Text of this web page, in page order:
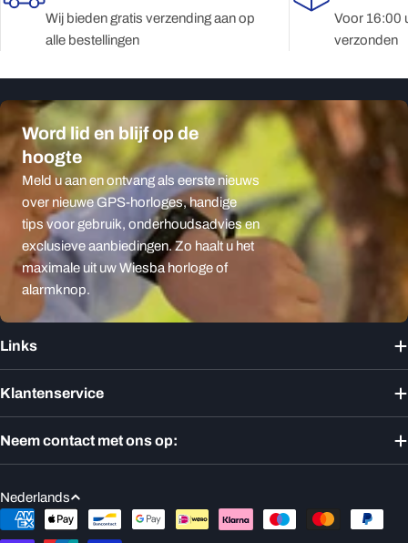
Wij bieden gratis verzending aan op
alle bestellingen
Voor 16:00
verzonden
Word lid en blijf op de
hoogte
Meld u aan en ontvang als eerste nieuws
over nieuwe GPS-horloges, handige
tips voor gebruik, onderhoudsadvies en
exclusieve aanbiedingen. Zo haalt u het
maximale uit uw Wiesba horloge of
alarmknop.
Links
Klantenservice
Neem contact met ons op:
T
Nederlands
Betaalmethoden